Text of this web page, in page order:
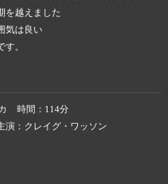
を越えました
気は良い
。
時間
114分
演 クレイグ・ワッソン